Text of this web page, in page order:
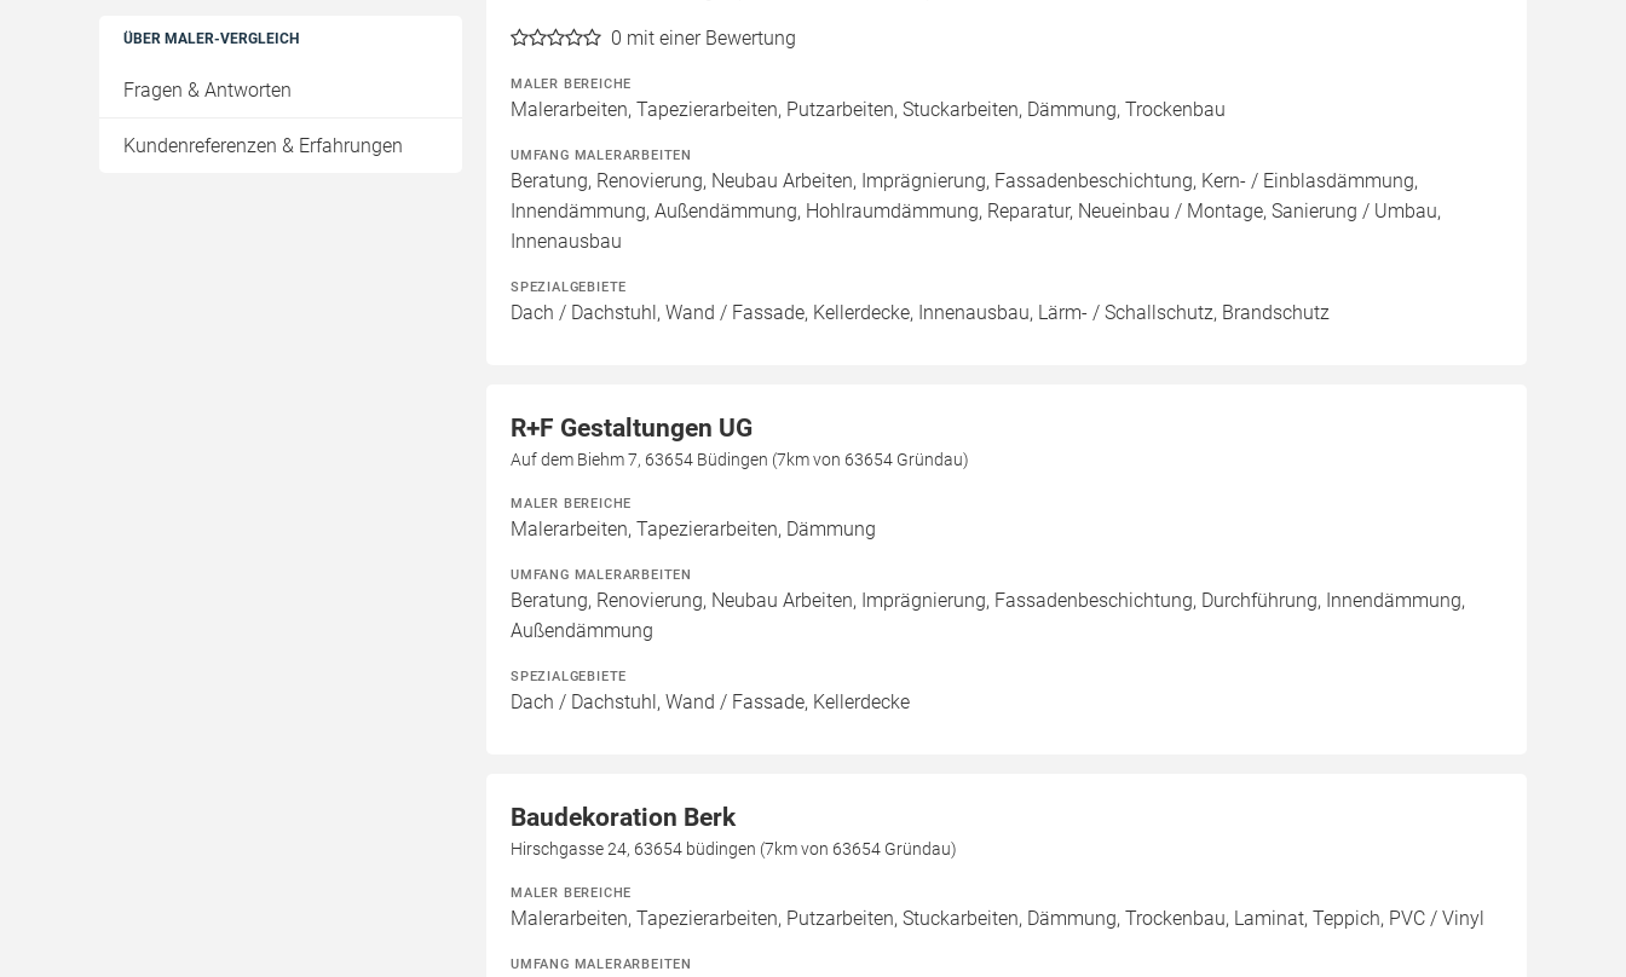
ÜBER MALER-VERGLEICH
Fragen & Antworten
Kundenreferenzen & Erfahrungen
0 mit einer Bewertung
MALER BEREICHE
Malerarbeiten, Tapezierarbeiten, Putzarbeiten, Stuckarbeiten, Dämmung, Trockenbau
UMFANG MALERARBEITEN
Beratung, Renovierung, Neubau Arbeiten, Imprägnierung, Fassadenbeschichtung, Kern- / Einblasdämmung,
Innendämmung, Außendämmung, Hohlraumdämmung, Reparatur, Neueinbau / Montage, Sanierung / Umbau,
Innenausbau
SPEZIALGEBIETE
Dach / Dachstuhl, Wand / Fassade, Kellerdecke, Innenausbau, Lärm- / Schallschutz, Brandschutz
R+F Gestaltungen UG
Auf dem Biehm 7, 63654 Büdingen (7km von 63654 Gründau)
MALER BEREICHE
Malerarbeiten, Tapezierarbeiten, Dämmung
UMFANG MALERARBEITEN
Beratung, Renovierung, Neubau Arbeiten, Imprägnierung, Fassadenbeschichtung, Durchführung, Innendämmung,
Außendämmung
SPEZIALGEBIETE
Dach / Dachstuhl, Wand / Fassade, Kellerdecke
Baudekoration Berk
Hirschgasse 24, 63654 büdingen (7km von 63654 Gründau)
MALER BEREICHE
Malerarbeiten, Tapezierarbeiten, Putzarbeiten, Stuckarbeiten, Dämmung, Trockenbau, Laminat, Teppich, PVC / Vinyl
UMFANG MALERARBEITEN